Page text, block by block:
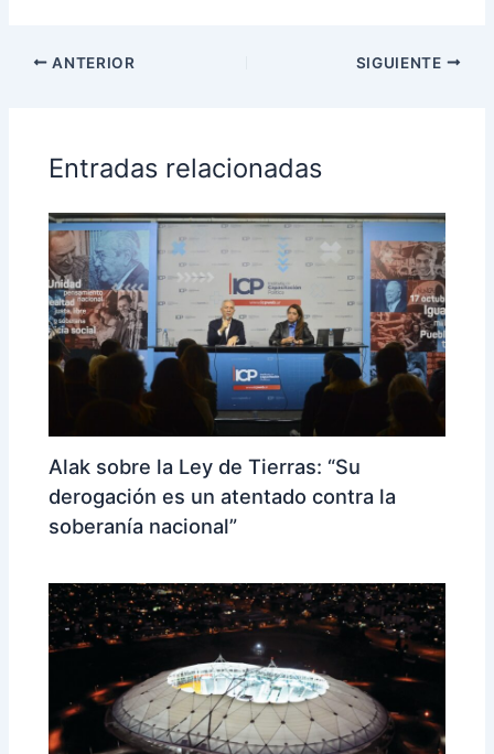
ANTERIOR SIGUIENTE
Entradas relacionadas
Alak sobre la Ley de Tierras: “Su
derogación es un atentado contra la
soberanía nacional”